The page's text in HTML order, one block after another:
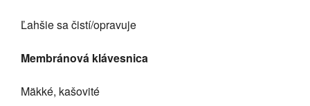
Ľahšie sa čistí/opravuje
Membránová klávesnica
Mäkké, kašovité